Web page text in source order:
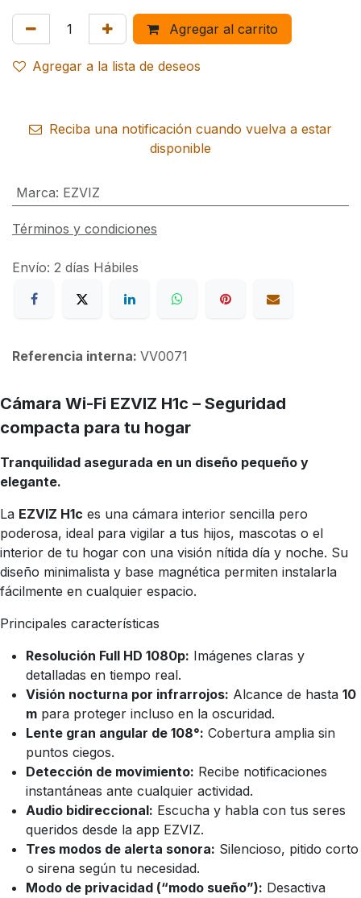
Agregar al carrito
Agregar a la lista de deseos
Reciba una notificación cuando vuelva a estar
disponible
Marca: EZVIZ
Términos y condiciones
Envío: 2 días Hábiles
Referencia interna: VV0071
Cámara Wi-Fi EZVIZ H1c – Seguridad
compacta para tu hogar
Tranquilidad asegurada en un diseño pequeño y
elegante.
La EZVIZ H1c es una cámara interior sencilla pero
poderosa, ideal para vigilar a tus hijos, mascotas o el
interior de tu hogar con una visión nítida día y noche. Su
diseño minimalista y base magnética permiten instalarla
fácilmente en cualquier espacio.
Principales características
Resolución Full HD 1080p: Imágenes claras y
detalladas en tiempo real.
Visión nocturna por infrarrojos: Alcance de hasta 10
m para proteger incluso en la oscuridad.
Lente gran angular de 108°: Cobertura amplia sin
puntos ciegos.
Detección de movimiento: Recibe notificaciones
instantáneas ante cualquier actividad.
Audio bidireccional: Escucha y habla con tus seres
queridos desde la app EZVIZ.
Tres modos de alerta sonora: Silencioso, pitido corto
o sirena según tu necesidad.
Modo de privacidad (“modo sueño”): Desactiva